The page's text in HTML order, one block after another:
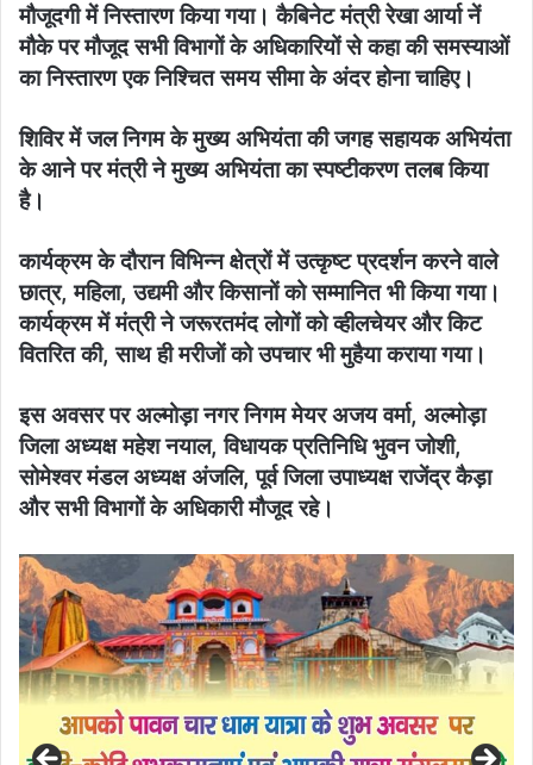
मौजूदगी में निस्तारण किया गया। कैबिनेट मंत्री रेखा आर्या नें
मौके पर मौजूद सभी विभागों के अधिकारियों से कहा की समस्याओं
का निस्तारण एक निश्चित समय सीमा के अंदर होना चाहिए।
शिविर में जल निगम के मुख्य अभियंता की जगह सहायक अभियंता
के आने पर मंत्री ने मुख्य अभियंता का स्पष्टीकरण तलब किया
है।
कार्यक्रम के दौरान विभिन्न क्षेत्रों में उत्कृष्ट प्रदर्शन करने वाले
छात्र, महिला, उद्यमी और किसानों को सम्मानित भी किया गया।
कार्यक्रम में मंत्री ने जरूरतमंद लोगों को व्हीलचेयर और किट
वितरित की, साथ ही मरीजों को उपचार भी मुहैया कराया गया।
इस अवसर पर अल्मोड़ा नगर निगम मेयर अजय वर्मा, अल्मोड़ा
जिला अध्यक्ष महेश नयाल, विधायक प्रतिनिधि भुवन जोशी,
सोमेश्वर मंडल अध्यक्ष अंजलि, पूर्व जिला उपाध्यक्ष राजेंद्र कैड़ा
और सभी विभागों के अधिकारी मौजूद रहे।